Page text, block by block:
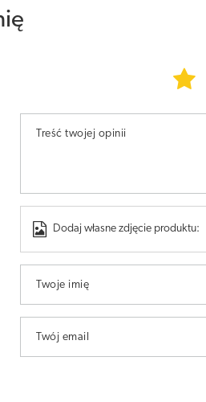
Treść twojej opinii
Dodaj własne zdjęcie produktu:
Twoje imię
Twój email